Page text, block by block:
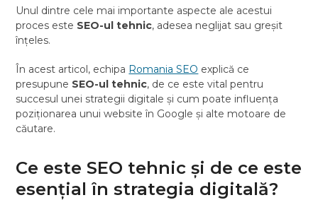
Unul dintre cele mai importante aspecte ale acestui
proces este SEO-ul tehnic, adesea neglijat sau greșit
înțeles.
În acest articol, echipa Romania SEO explică ce
presupune SEO-ul tehnic, de ce este vital pentru
succesul unei strategii digitale și cum poate influența
poziționarea unui website în Google și alte motoare de
căutare.
Ce este SEO tehnic și de ce este
esențial în strategia digitală?